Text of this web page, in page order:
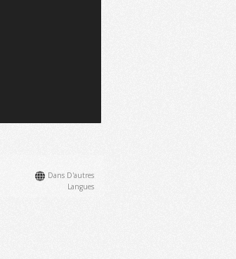
Dans D'autres
Langues